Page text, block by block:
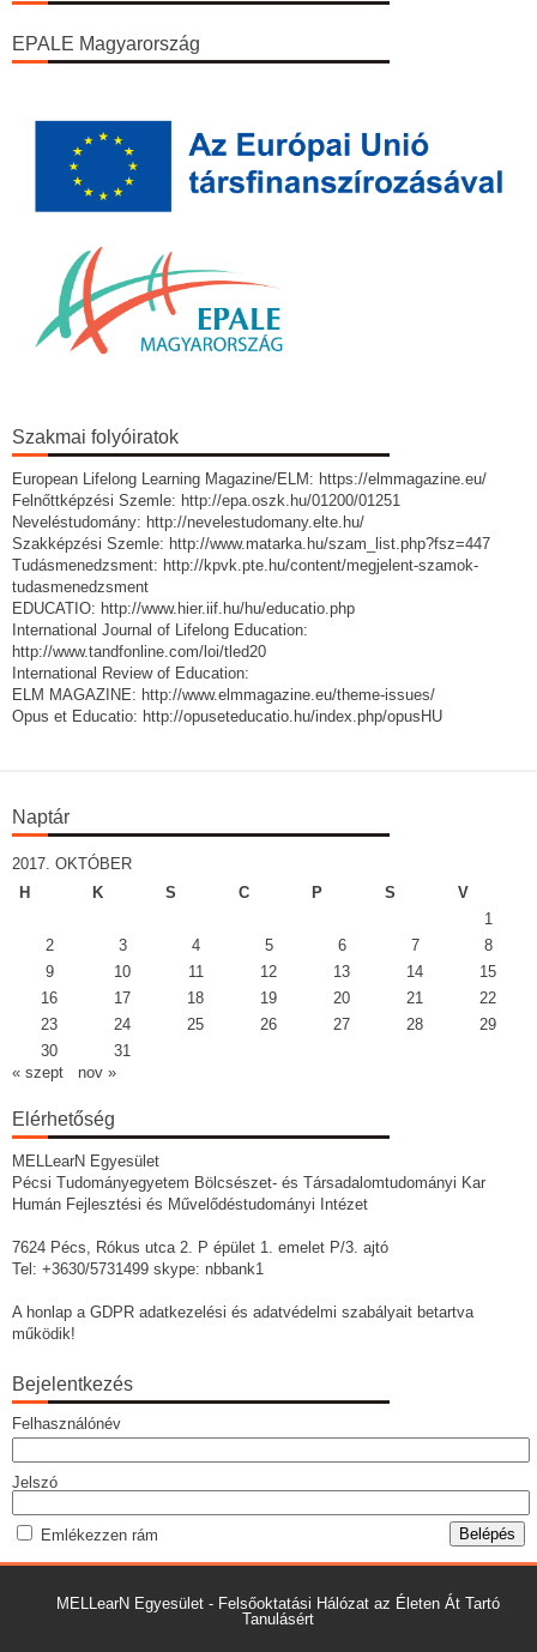
EPALE Magyarország
Szakmai folyóiratok
European Lifelong Learning Magazine/ELM: https://elmmagazine.eu/
Felnőttképzési Szemle: http://epa.oszk.hu/01200/01251
Neveléstudomány: http://nevelestudomany.elte.hu/
Szakképzési Szemle: http://www.matarka.hu/szam_list.php?fsz=447
Tudásmenedzsment: http://kpvk.pte.hu/content/megjelent-szamok-
tudasmenedzsment
EDUCATIO: http://www.hier.iif.hu/hu/educatio.php
International Journal of Lifelong Education:
http://www.tandfonline.com/loi/tled20
International Review of Education:
ELM MAGAZINE: http://www.elmmagazine.eu/theme-issues/
Opus et Educatio: http://opuseteducatio.hu/index.php/opusHU
Naptár
2017. OKTÓBER
H
K S C P S
V
1
2
3 4 5 6 7
8
9
10 11 12 13 14
15
16
17 18 19 20 21
22
23
24 25 26 27 28
29
30
31
« szept
nov »
Elérhetőség
MELLearN Egyesület
Pécsi Tudományegyetem Bölcsészet- és Társadalomtudományi Kar
Humán Fejlesztési és Művelődéstudományi Intézet
7624 Pécs, Rókus utca 2. P épület 1. emelet P/3. ajtó
Tel: +3630/5731499 skype: nbbank1
A honlap a GDPR adatkezelési és adatvédelmi szabályait betartva
működik!
Bejelentkezés
Felhasználónév
Jelszó
Emlékezzen rám
MELLearN Egyesület - Felsőoktatási Hálózat az Életen Át Tartó
Tanulásért